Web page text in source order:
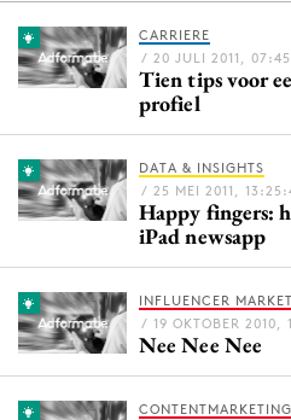
Menu
9 sept: GenAI-training
12 nov: MarketingLive!
Events
Opleidingen
Vacatures
Academy
CARRIERE
/ 20 JULI 2011,
Tien tips voor
profiel
DATA & INSIGHTS
/ 25 MEI 2011,
Happy fingers:
iPad newsapp
INFLUENCER
/ 19 OKTOBER 2010,
Nee Nee Nee
CONTENTMARKETING